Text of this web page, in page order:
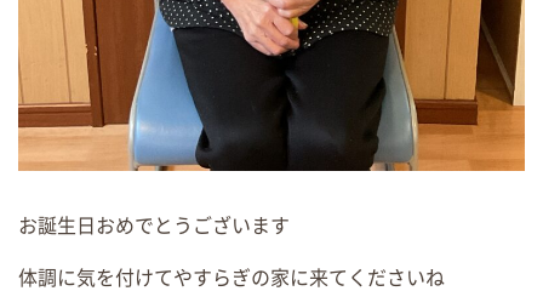
お誕生日おめでとうございます
体調に気を付けてやすらぎの家に来てくださいね